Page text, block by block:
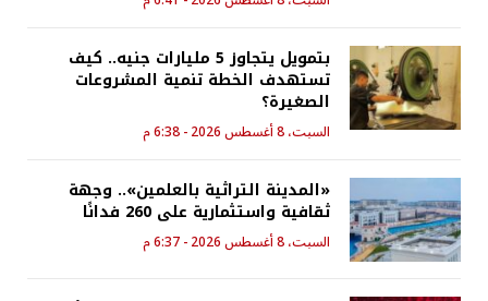
بتمويل يتجاوز 5 مليارات جنيه.. كيف
تستهدف الخطة تنمية المشروعات
الصغيرة؟
السبت، 8 أغسطس 2026 - 6:38 م
«المدينة التراثية بالعلمين».. وجهة
ثقافية واستثمارية على 260 فدانًا
السبت، 8 أغسطس 2026 - 6:37 م